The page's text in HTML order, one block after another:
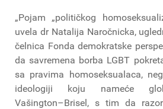
„Pojam „političkog
uvela dr Natalija Naročnicka,
čelnica Fonda demokratske
da savremena borba LGBT
sa pravima homoseksualaca,
ideologiji koju nameće
Vašington–Brisel, s tim da